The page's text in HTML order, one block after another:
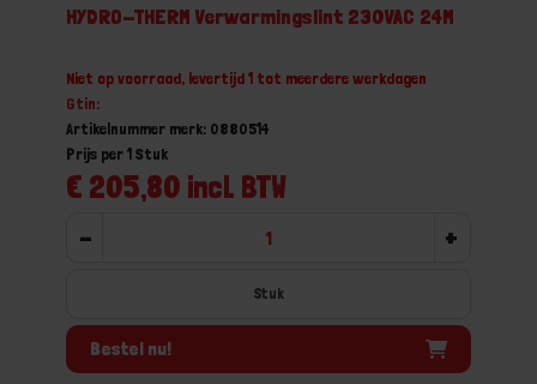
HYDRO-THERM Verwarmingslint 230VAC 24M
Niet op voorraad, levertijd 1 tot meerdere werkdagen
Gtin:
Artikelnummer merk: 0880514
€ 205,80 incl. BTW
Prijs per 1 Stuk
- +
Stuk
Bestel nu!